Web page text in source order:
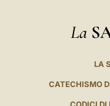
La
LA
CATECHISMO